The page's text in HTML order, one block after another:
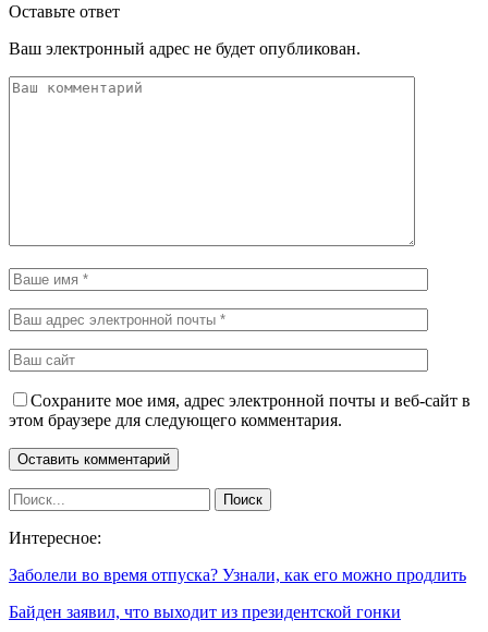
Оставьте ответ
Ваш электронный адрес не будет опубликован.
Сохраните мое имя, адрес электронной почты и веб-сайт в
этом браузере для следующего комментария.
Интересное:
Заболели во время отпуска? Узнали, как его можно продлить
Байден заявил, что выходит из президентской гонки